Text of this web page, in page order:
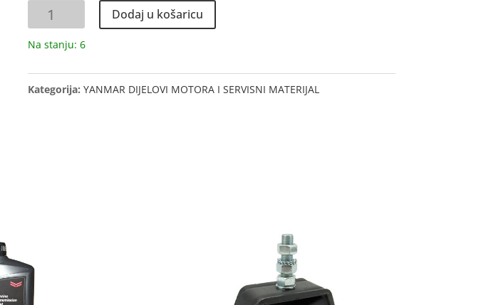
DISTANCA
PROPELER
količina
Dodaj u košaricu
Na stanju: 6
Kategorija: YANMAR DIJELOVI MOTORA I SERVISNI MATERIJAL